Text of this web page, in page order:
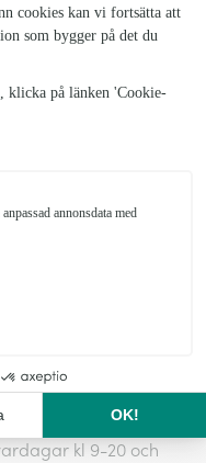
beroende på
exakta tider, men
önskemål ska
kl 9-20 och